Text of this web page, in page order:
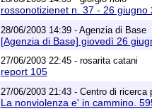
rossonotizienet n. 37 - 26 giugno
28/06/2003 14:39 - Agenzia di Base
[Agenzia di Base] giovedì 26
27/06/2003 22:45 - rosarita catani
report 105
27/06/2003 21:43 - Centro di ricerca
La nonviolenza e' in cammino.